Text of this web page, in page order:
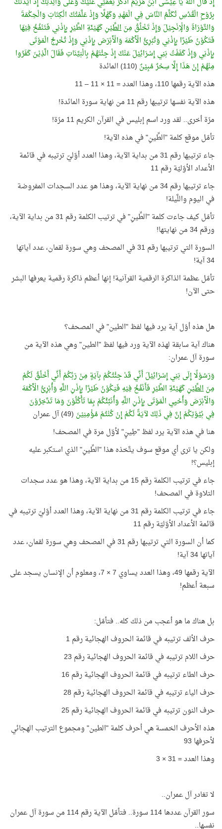
بِرُوْحِ الْقُدُسِ تُكَلِّمُ النَّاسَ فِي الْمَهْدِ وَكَهْلًا وَإِذْ عَلَّمْتُكَ الْكِتَابَ وَالْحِكْمَةَ
وَالتَّوْرَاةَ وَالْإِنْجِيْلَ وَإِذْ تَخْلُقُ مِنَالطِّيْنِكَهَيْئَةِ الطَّيْرِ بِإِذْنِي فَتَنْفُخُ فِيْهَا
فَتَكُوْنُ طَيْرًا بِإِذْنِي وَتُبْرِئُ الْأَكْمَهَ وَالْأَبْرَصَ بِإِذْنِي وَإِذْ تُخْرِجُ الْمَوْتَى
بِإِذْنِي وَإِذْ كَفَفْتُ بَنِي إِسْرَائِيْلَ عَنْكَ إِذْ جِئْتَهُمْ بِالْبَيِّنَاتِ فَقَالَ الَّذِيْنَ كَفَرُوا
مِنْهُمْ إِنْ هَذَا إِلَّا سِحْرٌ مُبِيْنٌ (110) المائدة
هذه الآية رقمها 110، وهذا العدد = 11 × 11 – 11
هذه الآية نفسها ترتيبها رقم 11 من نهاية سورة المائدة!
مرّة أخرى.. لقد ورد اسم إبليس في القرآن الكريم 11 مرّة!
تأمّل موقع كلمة "الطِّينِ" في هذه الآية!
جاء ترتيبها رقم 31 من بداية الآية، وهذا العدد أوّليّ ترتيبه في قائمة
الأعداد الأوّليّة رقم 11
جاء ترتيبها رقم 34 من نهاية الآية، وهذا هو عدد السجدات المفروضة
في اليوم واللَّيلة!
تأمّل كيف جاءت كلمة "الطِّينِ" في ترتيب الكلمة رقم 31 من بداية الآية،
ورقم 34 من نهايتها!
السورة التي ترتيبها رقم 31 في المصحف وهي سورة لقمان، عدد آياتها
34 آية!
تأمّل عظمة الذاكرة الرقمية القرآنية! إنها أعظم ذاكرة رقمية يعرفها البشر
حتى الآن!
هل هذه أوّل آية يرد فيها لفظ "الطين" في المصحف؟
هناك آية سابقة لهذه الآية ورد فيها لفظ "الطين" وهي هذه الآية من
سورة آل عمران:
وَرَسُوْلًا إِلَى بَنِي إِسْرَائِيْلَ أَنِّي قَدْ جِئْتُكُمْ بِآيَةٍ مِنْ رَبِّكُمْ أَنِّي أَخْلُقُ لَكُمْ
مِنَالطِّيْنِكَهَيْئَةِ الطَّيْرِ فَأَنْفُخُ فِيْهِ فَيَكُوْنُ طَيْرًا بِإِذْنِ اللَّهِ وَأُبْرِئُ الْأَكْمَهَ
وَالْأَبْرَصَ وَأُحْيِي الْمَوْتَى بِإِذْنِ اللَّهِ وَأُنَبِّئُكُمْ بِمَا تَأْكُلُوْنَ وَمَا تَدَّخِرُوْنَ
فِي بُيُوْتِكُمْ إِنَّ فِي ذَلِكَ لآيَةً لَكُمْ إِنْ كُنْتُمْ مُؤْمِنِيْنَ (49) آل عمران
هنا في هذه الآية يرد لفظ "طِينٍ" لأوّل مرة في المصحف!
ولكن يا ترى أي موقع سوف يتَّخذه هذا "الطِّينِ" الذي استكبر عليه
إبليس؟!
جاء في ترتيب الكلمة رقم 15 من بداية الآية، وهذا هو عدد سجدات
التلاوة في المصحف!
جاء في ترتيب الكلمة رقم 31 من نهاية الآية، وهذا العدد أوّليّ ترتيبه في
قائمة الأعداد الأوّليّة رقم 11
كما أن السورة التي ترتيبها رقم 31 في المصحف وهي سورة لقمان، عدد
آياتها 34 آية!
الآية رقمها 49، وهذا العدد يساوي 7 × 7، ومعلوم أن الإنسان يسجد على
سبعة أعظم!
بل هناك ما هو أعجب من ذلك كله.. فتأمّل:
حرف الألف ترتيبه في قائمة الحروف الهجائية رقم 1
حرف اللام ترتيبه في قائمة الحروف الهجائية رقم 23
حرف الطاء ترتيبه في قائمة الحروف الهجائية رقم 16
حرف الياء ترتيبه في قائمة الحروف الهجائية رقم 28
حرف النون ترتيبه في قائمة الحروف الهجائية رقم 25
هذه الأحرف الخمسة هي أحرف كلمة "الطين" ومجموع الترتيب الهجائي
لأحرفها 93
وهذا العدد = 31 × 3
لا تغادر آل عمران..
سور القرآن عددها 114 سورة.. فتأمّل الآية رقم 114 من سورة آل عمران
نفسها..